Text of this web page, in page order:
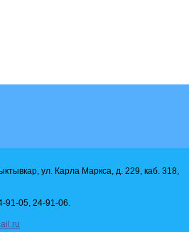
ул. Карла Маркса, д. 229, каб. 318,
91-05, 24-91-06.